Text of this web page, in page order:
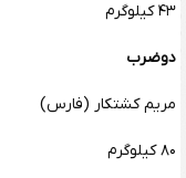
۴۳ کیلوگرم
دوضرب
مریم کشتکار (فارس)
۸۰ کیلوگرم